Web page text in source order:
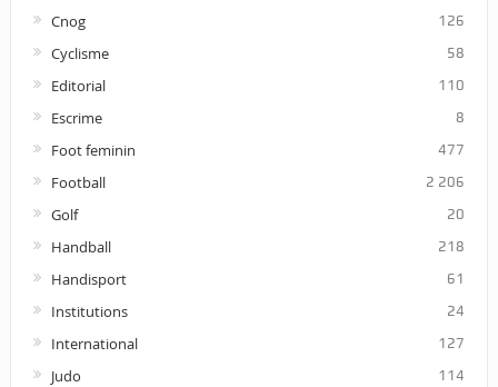
Cnog 126
Cyclisme 58
Editorial 110
Escrime 8
Foot feminin 477
Football 2 206
Golf 20
Handball 218
Handisport 61
Institutions 24
International 127
Judo 114